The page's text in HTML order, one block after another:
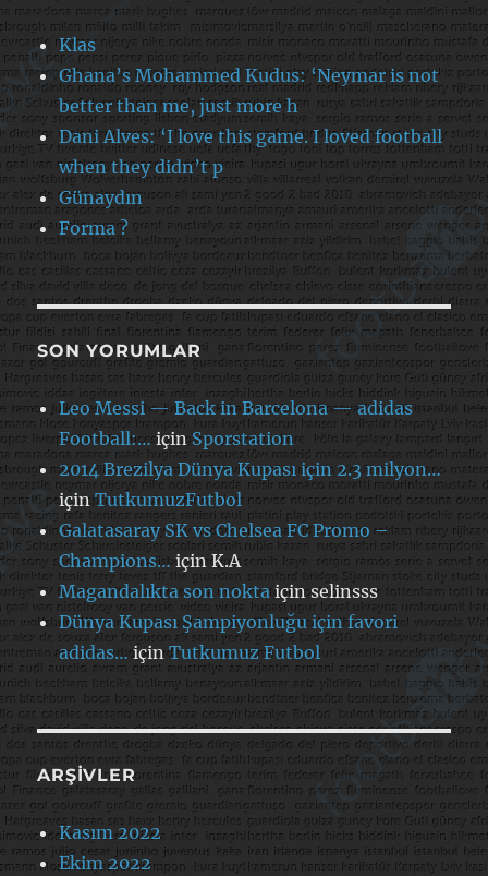
Klas
Ghana’s Mohammed Kudus: ‘Neymar is not
better than me, just more h
Dani Alves: ‘I love this game. I loved football
when they didn’t p
Günaydın
Forma ?
SON YORUMLAR
Leo Messi — Back in Barcelona — adidas
Football:…içinSporstation
2014 Brezilya Dünya Kupası için 2.3 milyon…
içinTutkumuzFutbol
Galatasaray SK vs Chelsea FC Promo –
Champions… içinK.A
Magandalıkta son noktaiçinselinsss
Dünya Kupası Şampiyonluğu için favori
adidas…içinTutkumuz Futbol
ARŞIVLER
Kasım 2022
Ekim 2022